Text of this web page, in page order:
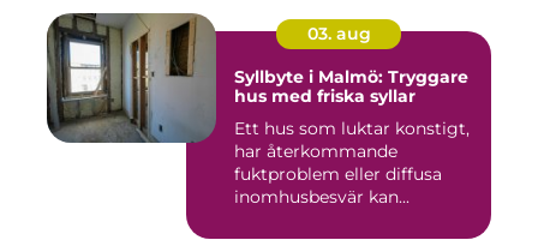
03. aug
Syllbyte i Malmö: Tryggare
hus med friska syllar
Ett hus som luktar konstigt,
har återkommande
fuktproblem eller diffusa
inomhusbesvär kan...